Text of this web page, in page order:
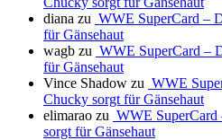
diana zu WWE SuperCard –
für Gänsehaut
wagb zu WWE SuperCard –
für Gänsehaut
Vince Shadow zu WWE
Chucky sorgt für Gänsehaut
elimarao zu WWE
sorgt für Gänsehaut